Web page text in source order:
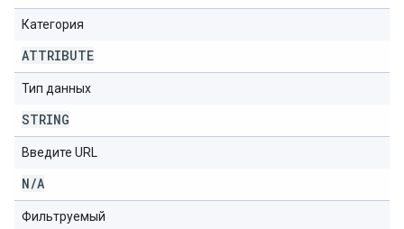
Категория
ATTRIBUTE
Тип данных
STRING
Введите URL
N/A
Фильтруемый